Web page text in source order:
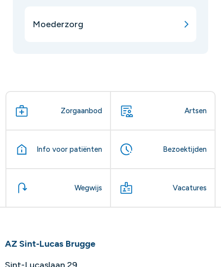
Moederzorg
Zorgaanbod Artsen
Info voor patiënten Bezoektijden
Wegwijs Vacatures
AZ Sint-Lucas Brugge